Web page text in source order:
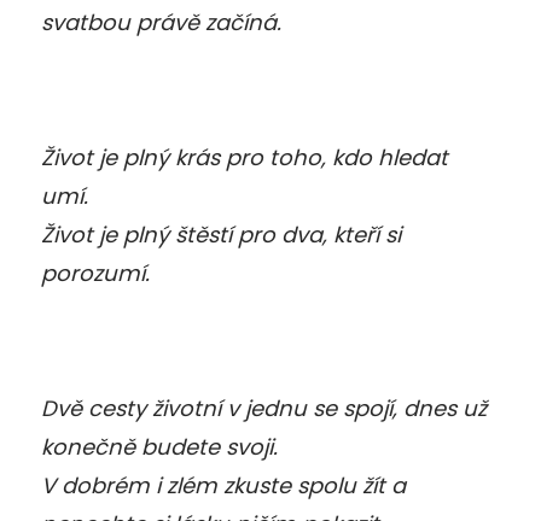
svatbou právě začíná.
Život je plný krás pro toho, kdo hledat
umí.
Život je plný štěstí pro dva, kteří si
porozumí.
Dvě cesty životní v jednu se spojí, dnes už
konečně budete svoji.
V dobrém i zlém zkuste spolu žít a